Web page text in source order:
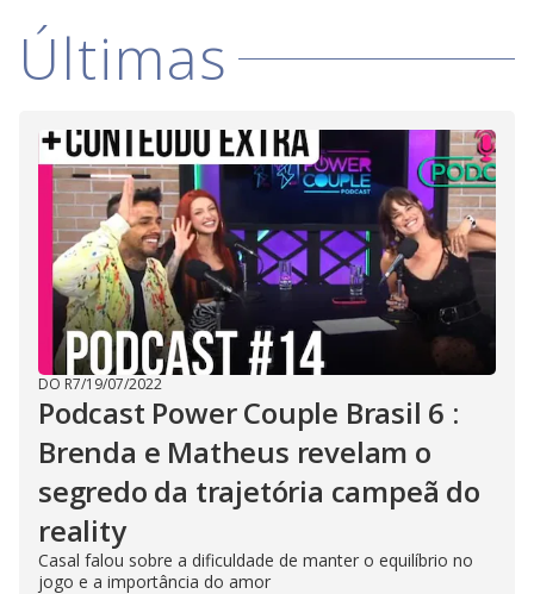
i
d
e
o
Últimas
DO R7/19/07/2022
Podcast Power Couple Brasil 6 :
Brenda e Matheus revelam o
segredo da trajetória campeã do
reality
Casal falou sobre a dificuldade de manter o equilíbrio no
jogo e a importância do amor